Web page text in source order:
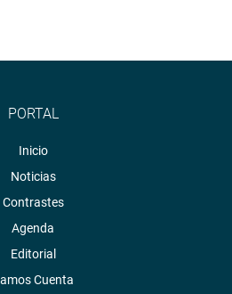
PORTAL
Inicio
Noticias
Contrastes
Agenda
Editorial
Cuenta